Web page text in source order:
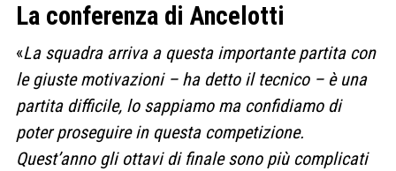
La conferenza di Ancelotti
«La squadra arriva a questa importante partita con
le giuste motivazioni – ha detto il tecnico – è una
partita difficile, lo sappiamo ma confidiamo di
poter proseguire in questa competizione.
Quest’anno gli ottavi di finale sono più complicati